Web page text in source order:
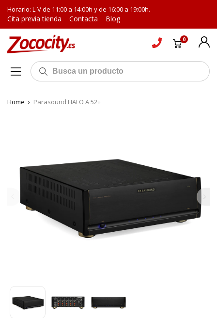
Horario: L-V de 11:00 a 14:00h y de 16:00 a 19:00h.
Cita previa tienda Contacta Blog
0
Home › Parasound HALO A 52+